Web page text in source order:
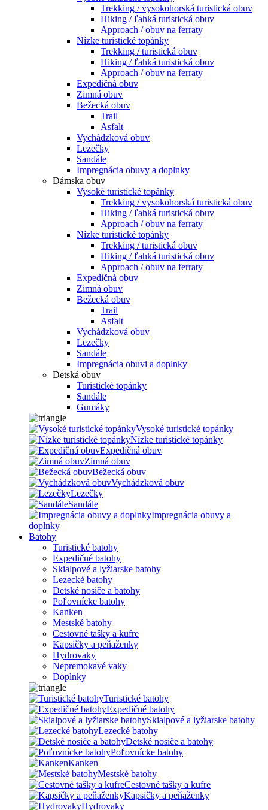
Trekking / vysokohorská turistická obuv
Hiking / ľahká turistická obuv
Approach / obuv na ferraty
Nízke turistické topánky
Trekking / turistická obuv
Hiking / ľahká turistická obuv
Approach / obuv na ferraty
Expedičná obuv
Zimná obuv
Bežecká obuv
Trail
Asfalt
Vychádzková obuv
Lezečky
Sandále
Impregnácia obuvy a doplnky
Dámska obuv
Vysoké turistické topánky
Trekking / vysokohorská turistická obuv
Hiking / ľahká turistická obuv
Approach / obuv na ferraty
Nízke turistické topánky
Trekking / turistická obuv
Hiking / ľahká turistická obuv
Approach / obuv na ferraty
Expedičná obuv
Zimná obuv
Bežecká obuv
Trail
Asfalt
Vychádzková obuv
Lezečky
Sandále
Impregnácia obuvi a doplnky
Detská obuv
Turistické topánky
Sandále
Gumáky
Vysoké turistické topánky
Nízke turistické topánky
Expedičná obuv
Zimná obuv
Bežecká obuv
Vychádzková obuv
Lezečky
Sandále
Impregnácia obuvy a
doplnky
Batohy
Turistické batohy
Expedičné batohy
Skialpové a lyžiarske batohy
Lezecké batohy
Detské nosiče a batohy
Poľovnícke batohy
Kanken
Mestské batohy
Cestovné tašky a kufre
Kapsičky a peňaženky
Hydrovaky
Nepremokavé vaky
Doplnky
Turistické batohy
Expedičné batohy
Skialpové a lyžiarske batohy
Lezecké batohy
Detské nosiče a batohy
Poľovnícke batohy
Kanken
Mestské batohy
Cestovné tašky a kufre
Kapsičky a peňaženky
Hydrovaky